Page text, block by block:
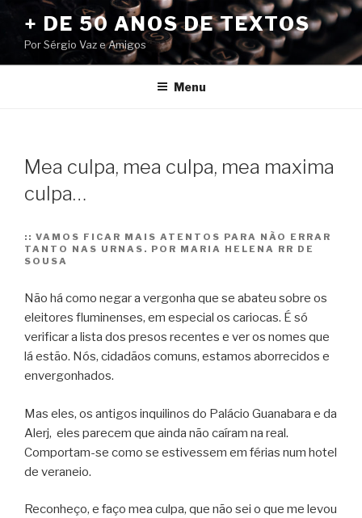
conteúdo
+ DE 50 ANOS DE TEXTOS
Por Sérgio Vaz e Amigos
Menu
Mea culpa, mea culpa, mea maxima
culpa…
:: VAMOS FICAR MAIS ATENTOS PARA NÃO ERRAR
TANTO NAS URNAS. POR MARIA HELENA RR DE
SOUSA
Não há como negar a vergonha que se abateu sobre os
eleitores fluminenses, em especial os cariocas. É só
verificar a lista dos presos recentes e ver os nomes que
lá estão. Nós, cidadãos comuns, estamos aborrecidos e
envergonhados.
Mas eles, os antigos inquilinos do Palácio Guanabara e da
Alerj, eles parecem que ainda não caíram na real.
Comportam-se como se estivessem em férias num hotel
de veraneio.
Reconheço, e faço mea culpa, que não sei o que me levou